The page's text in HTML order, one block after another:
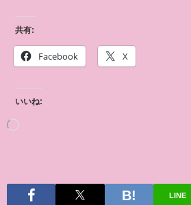
共有:
Facebook X
いいね:
LINE